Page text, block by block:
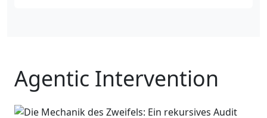
Agentic Intervention